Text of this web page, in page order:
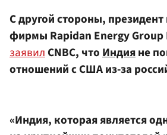
С другой стороны,
фирмы Rapidan Energy
заявилCNBC, чтоИндияне
отношений с США из-за
«Индия, которая является